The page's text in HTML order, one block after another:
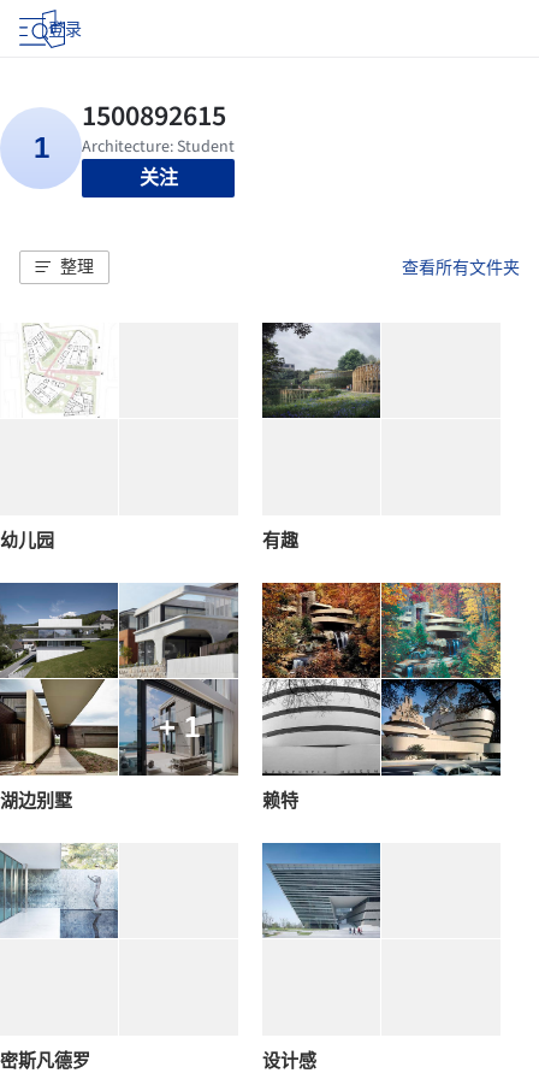
登录
关注
整理 查看所有文件夹
幼儿园 有趣
+ 1
湖边别墅 赖特
密斯凡德罗 设计感